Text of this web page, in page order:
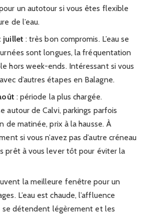
un autotour si vous êtes flexible
de l’eau.
juillet : très bon compromis. L’eau se
sont longues, la fréquentation
hors week-ends. Intéressant si vous
d’autres étapes en Balagne.
: période la plus chargée.
autour de Calvi, parkings parfois
de matinée, prix à la hausse. À
si vous n’avez pas d’autre créneau
prêt à vous lever tôt pour éviter la
la meilleure fenêtre pour un
L’eau est chaude, l’affluence
se détendent légèrement et les